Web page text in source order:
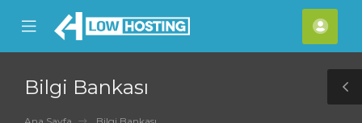
Mobile
Menu
Bilgi Bankası